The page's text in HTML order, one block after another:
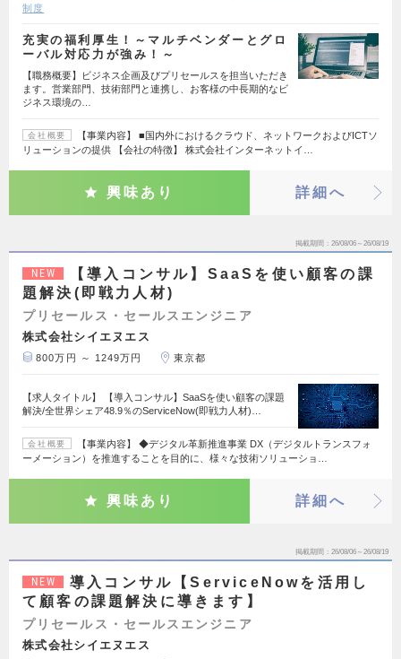
制度
充実の福利厚生！～マルチベンダーとグロ
ーバル対応力が強み！～
【職務概要】ビジネス企画及びプリセールスを担当いただき
ます。営業部門、技術部門と連携し、お客様の中長期的なビ
ジネス環境の…
会社概要
【事業内容】 ■国内外におけるクラウド、ネットワークおよびICTソ
リューションの提供 【会社の特徴】 株式会社インターネットイ…
興味あり 詳細へ
掲載期間 26/08/06～26/08/19
NEW
【導入コンサル】SaaSを使い顧客の課
題解決(即戦力人材)
プリセールス・セールスエンジニア
株式会社シイエヌエス
800万円 ～ 1249万円 東京都
【求人タイトル】 【導入コンサル】SaaSを使い顧客の課題
解決/全世界シェア48.9％のServiceNow(即戦力人材)…
会社概要
【事業内容】 ◆デジタル革新推進事業 DX（デジタルトランスフォ
ーメーション）を推進することを目的に、様々な技術ソリューショ…
興味あり 詳細へ
掲載期間 26/08/06～26/08/19
NEW
導入コンサル【ServiceNowを活用し
て顧客の課題解決に導きます】
プリセールス・セールスエンジニア
株式会社シイエヌエス